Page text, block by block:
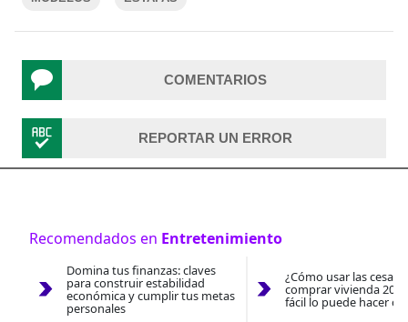
COMENTARIOS
REPORTAR UN ERROR
Recomendados en Entretenimiento
Domina tus finanzas: claves
para construir estabilidad
económica y cumplir tus metas
personales
¿Cómo usar las
comprar vivienda
fácil lo puede hacer